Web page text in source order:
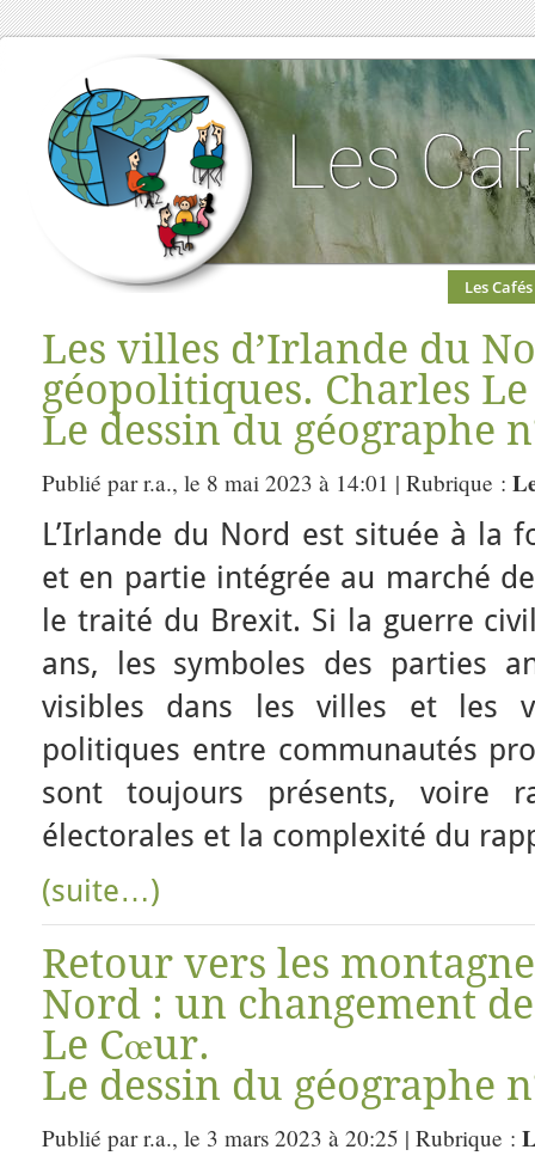
Les Cafés
Les villes d’Irlande du
géopolitiques. Charles
Le dessin du géographe
Publié par r.a., le 8 mai 2023 à 14:01 | Rubrique :
L’Irlande du Nord est située à la
et en partie intégrée au marché
le traité du Brexit. Si la guerre
ans, les symboles des parties
visibles dans les villes et les
politiques entre communautés
sont toujours présents, voire
électorales et la complexité du
(suite…)
Retour vers les
Nord : un changement
Le Cœur.
Le dessin du géographe
Publié par r.a., le 3 mars 2023 à 20:25 | Rubrique :